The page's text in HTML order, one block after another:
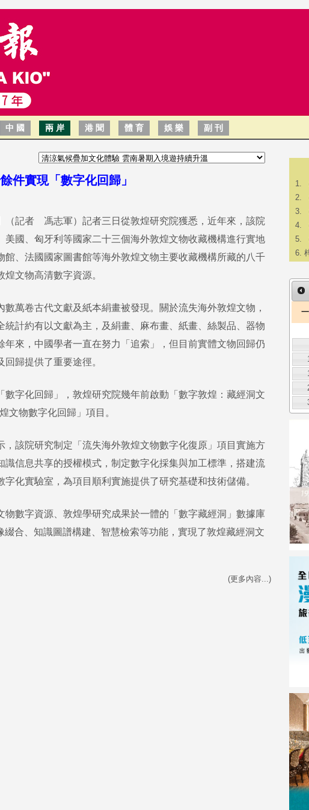
中 國 兩 岸 港 聞 體 育 娛 樂 副 刊
件實現「數字化回歸」
記者 馮志軍）記者三日從敦煌研究院獲悉，近年來，該院
美國、匈牙利等國家二十三個海外敦煌文物收藏機構進行實地
館、法國國家圖書館等海外敦煌文物主要收藏機構所藏的八千
文物高清數字資源。
萬卷古代文獻及紙本絹畫被發現。關於流失海外敦煌文物，
統計約有以文獻為主，及絹畫、麻布畫、紙畫、絲製品、器物
年來，中國學者一直在努力「追索」，但目前實體文物回歸仍
歸提供了重要途徑。
字化回歸」，敦煌研究院幾年前啟動「數字敦煌：藏經洞文
文物數字化回歸」項目。
該院研究制定「流失海外敦煌文物數字化復原」項目實施方
識信息共享的授權模式，制定數字化採集與加工標準，搭建流
化實驗室，為項目順利實施提供了研究基礎和技術儲備。
數字資源、敦煌學研究成果於一體的「數字藏經洞」數據庫
綴合、知識圖譜構建、智慧檢索等功能，實現了敦煌藏經洞文
(更多內容...)
一